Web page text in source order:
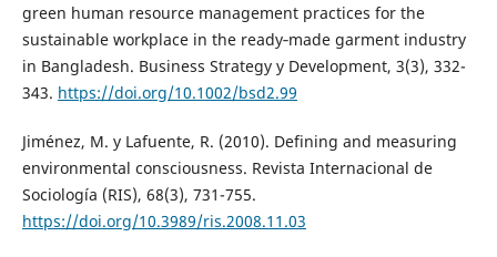
green human resource management practices for the
sustainable workplace in the ready‐made garment industry
in Bangladesh. Business Strategy y Development, 3(3), 332-
343. https://doi.org/10.1002/bsd2.99
Jiménez, M. y Lafuente, R. (2010). Defining and measuring
environmental consciousness. Revista Internacional de
Sociología (RIS), 68(3), 731-755.
https://doi.org/10.3989/ris.2008.11.03